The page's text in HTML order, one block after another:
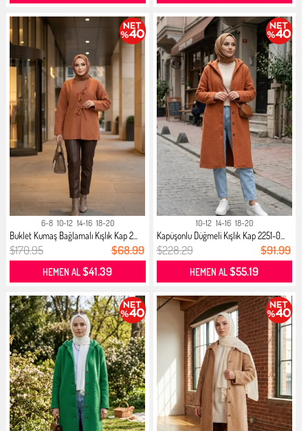
6-8 10-12 14-16 18-20
Buklet Kumaş Bağlamalı Kışlık Kap 2...
$170.95 $68.99
HEMEN AL$41.39
10-12 14-16 18-20
Kapüşonlu Düğmeli Kışlık Kap 2251-0...
$228.29 $91.99
HEMEN AL$55.19